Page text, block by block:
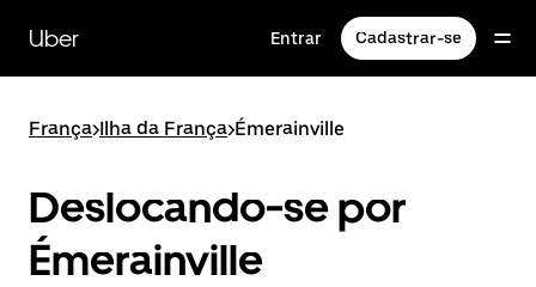
para
conteúdo
Uber Entrar Cadastrar-se
França>Ilha da França>Émerainville
Deslocando-se por
Émerainville